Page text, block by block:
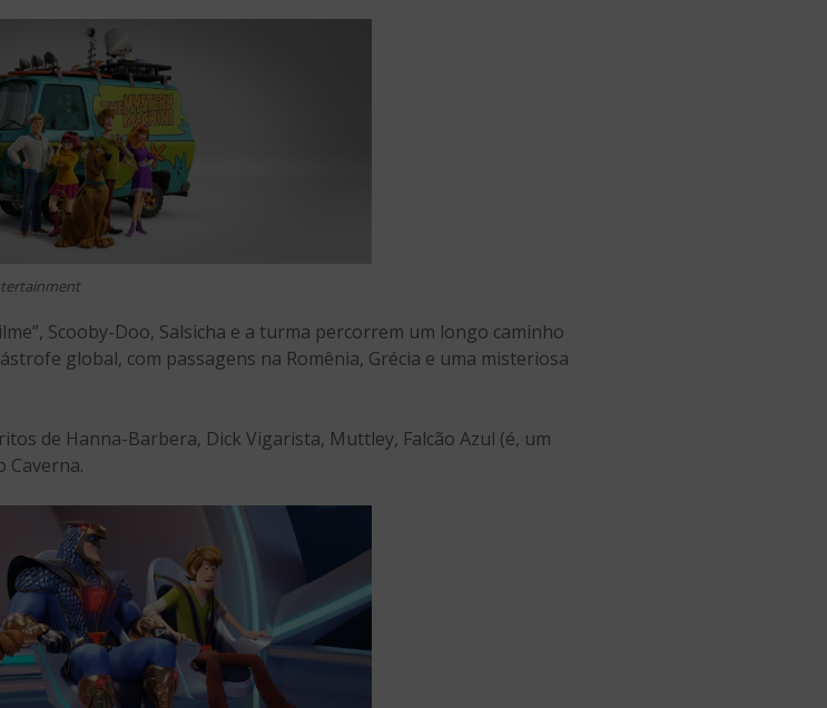
Scooby-Doo, Salsicha e a turma percorrem um longo caminho
global, com passagens na Romênia, Grécia e uma misteriosa
de Hanna-Barbera, Dick Vigarista, Muttley, Falcão Azul (é, um
Caverna.